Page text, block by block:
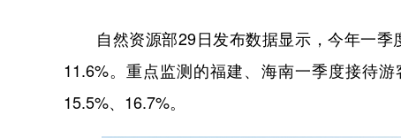
自然资源部29日发布数据显示，今年一季
11.6%。重点监测的福建、海南一季度接待
15.5%、16.7%。